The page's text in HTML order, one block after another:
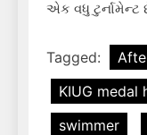
એક વધુ ટુર્નામેન્ટ
Tagged:
KIUG medal
swimmer